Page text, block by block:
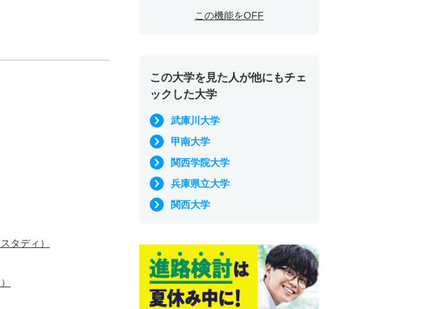
タディ）
この機能をOFF
この大学を見た人が他にもチェ
ックした大学
武庫川大学
甲南大学
関西学院大学
兵庫県立大学
関西大学